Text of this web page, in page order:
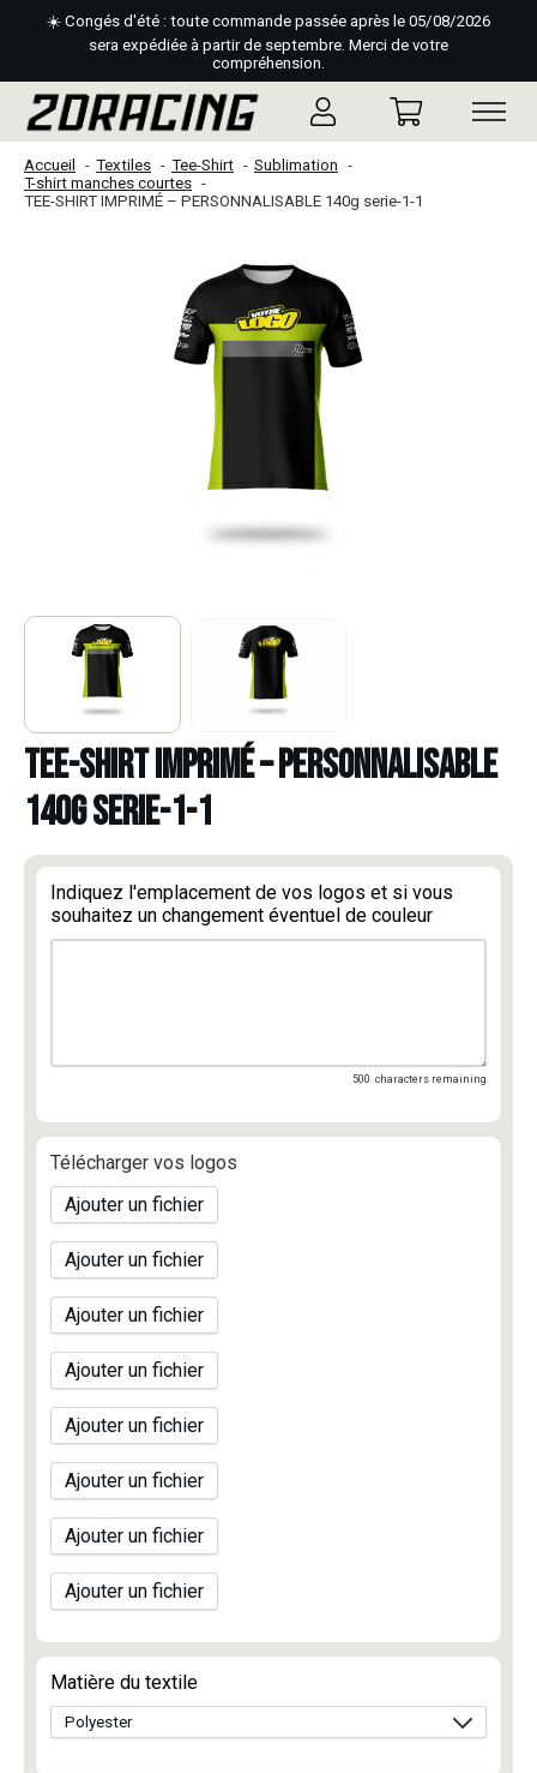
☀️ Congés d'été : toute commande passée après le 05/08/2026
sera expédiée à partir de septembre. Merci de votre
compréhension.
Accueil Textiles Tee-Shirt
Sublimation
T-shirt manches courtes
TEE-SHIRT IMPRIMÉ – PERSONNALISABLE 140g serie-1-1
TEE-SHIRT IMPRIMÉ – PERSONNALISABLE
140g serie-1-1
Indiquez l'emplacement de vos logos et si vous
souhaitez un changement éventuel de couleur
500 characters remaining
Télécharger vos logos
Ajouter un fichier
Ajouter un fichier
Ajouter un fichier
Ajouter un fichier
Ajouter un fichier
Ajouter un fichier
Ajouter un fichier
Ajouter un fichier
Matière du textile